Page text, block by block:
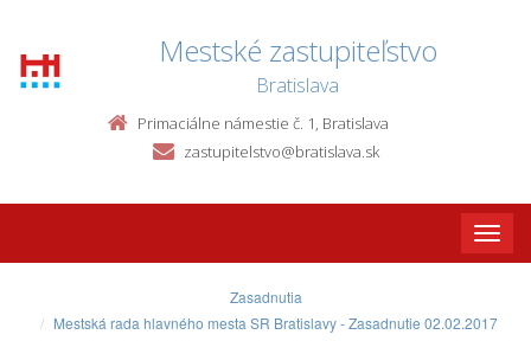
Mestské zastupiteľstvo
Bratislava
Primaciálne námestie č. 1, Bratislava
zastupitelstvo@bratislava.sk
Toggle
Zasadnutia
Mestská rada hlavného mesta SR Bratislavy - Zasadnutie 02.02.2017